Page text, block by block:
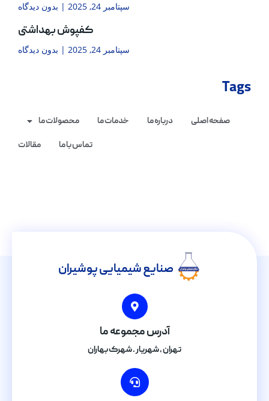
سپتامبر 24, 2025 بدون دیدگاه
کفپوش بهداشتی
سپتامبر 24, 2025 بدون دیدگاه
Tags
صفحه اصلی درباره ما خدمات ما
محصولات ما
تماس با ما
مقالات
صنایع شیمیایی پوشیران
آدرس مجموعه ما
تهران , شهریار . شهرک بهاران